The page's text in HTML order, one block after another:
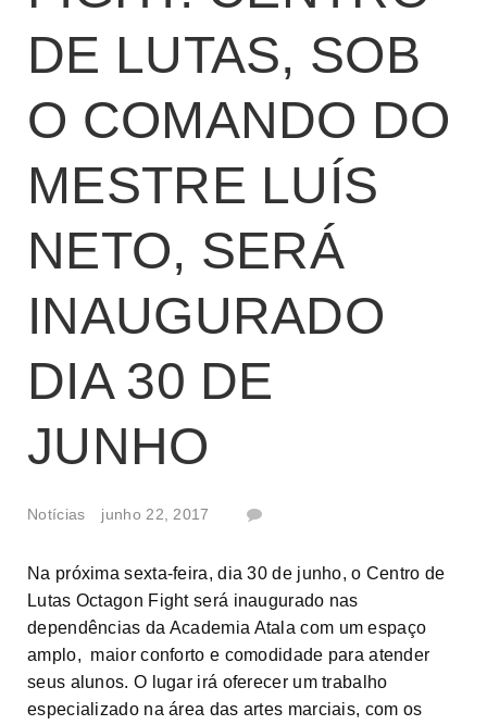
DE LUTAS, SOB
O COMANDO DO
MESTRE LUÍS
NETO, SERÁ
INAUGURADO
DIA 30 DE
JUNHO
Notícias junho 22, 2017
Na próxima sexta-feira, dia 30 de junho, o Centro de
Lutas Octagon Fight será inaugurado nas
dependências da Academia Atala com um espaço
amplo, maior conforto e comodidade para atender
seus alunos. O lugar irá oferecer um trabalho
especializado na área das artes marciais, com os